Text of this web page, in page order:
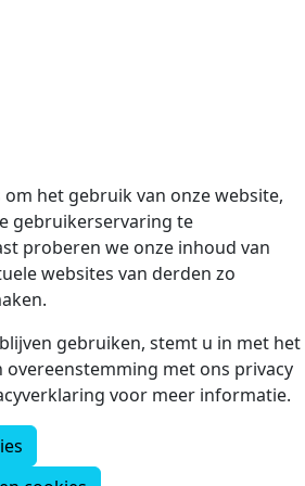
het gebruik van onze website,
gebruikerservaring te
proberen we onze inhoud van
websites van derden zo
gebruiken, stemt u in met het
overeenstemming met ons privacy
voor meer informatie.